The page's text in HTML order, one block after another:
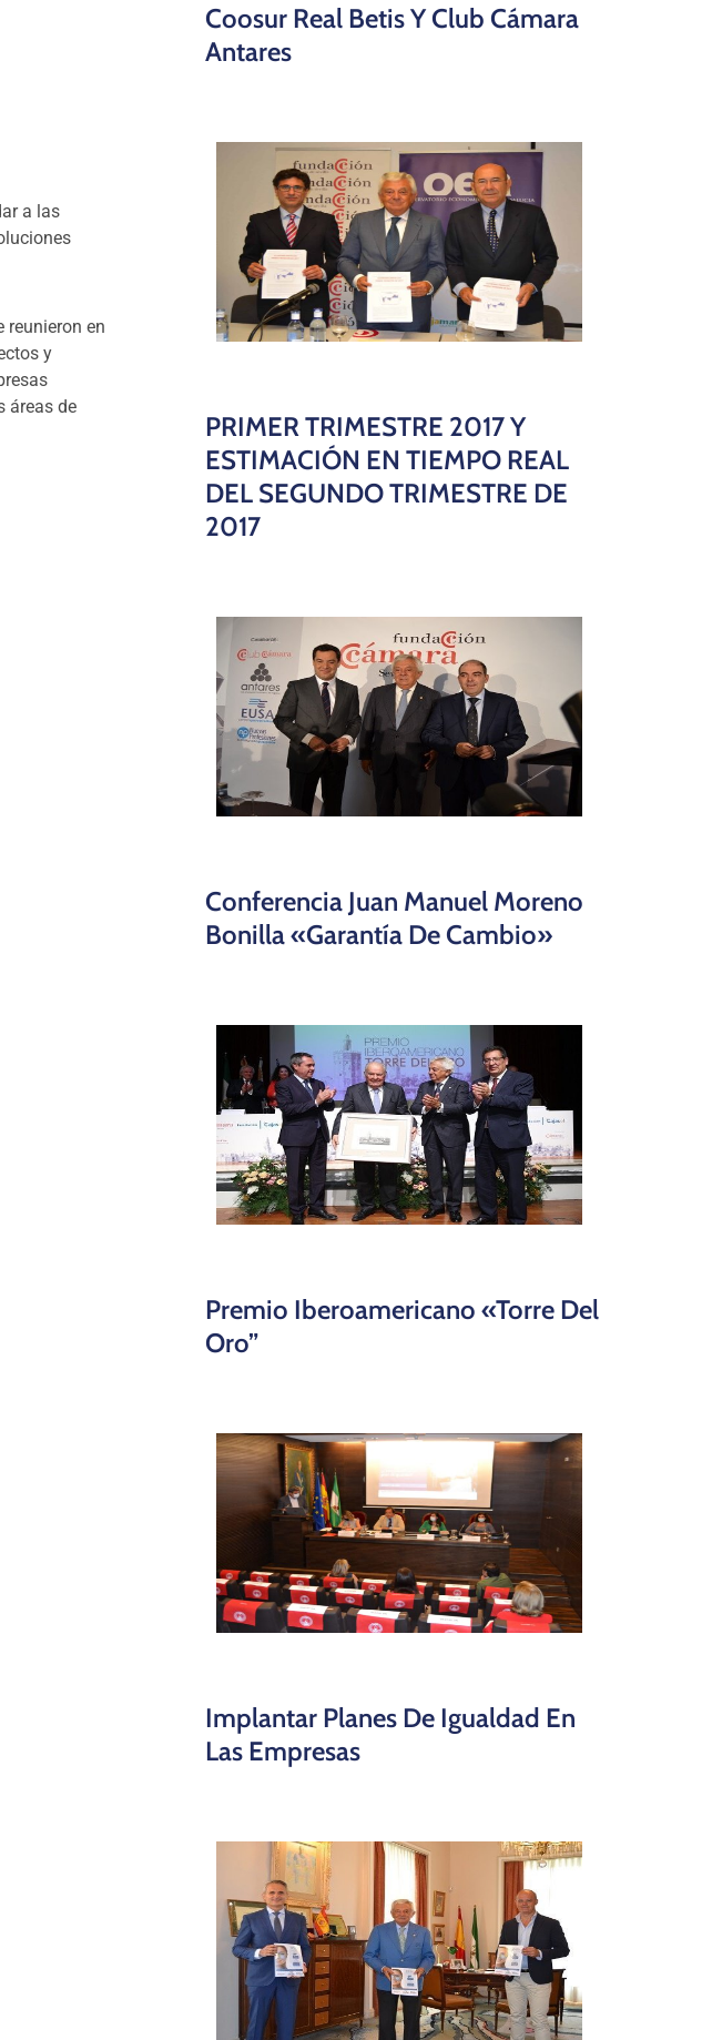
Coosur Real Betis Y Club Cámara
Antares
PRIMER TRIMESTRE 2017 Y
ESTIMACIÓN EN TIEMPO REAL
DEL SEGUNDO TRIMESTRE DE
2017
Conferencia Juan Manuel Moreno
Bonilla «Garantía De Cambio»
Premio Iberoamericano «Torre Del
Oro”
Implantar Planes De Igualdad En
Las Empresas